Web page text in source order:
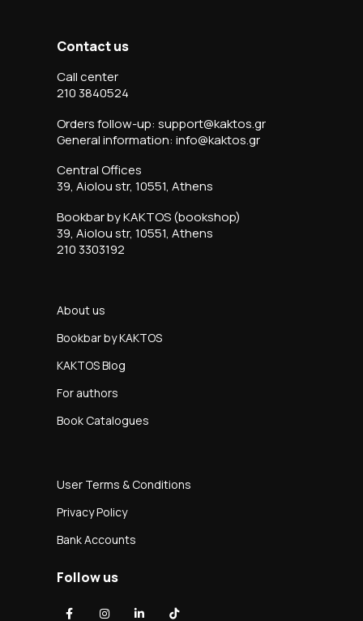
Contact us
Call center
210 3840524
Orders follow-up: support@kaktos.gr
General information: info@kaktos.gr
Central Offices
39, Aiolou str, 10551, Athens
Bookbar by KAKTOS (bookshop)
39, Aiolou str, 10551, Athens
210 3303192
About us
Bookbar by KAKTOS
KAKTOS Blog
For authors
Book Catalogues
User Terms & Conditions
Privacy Policy
Bank Accounts
Follow us